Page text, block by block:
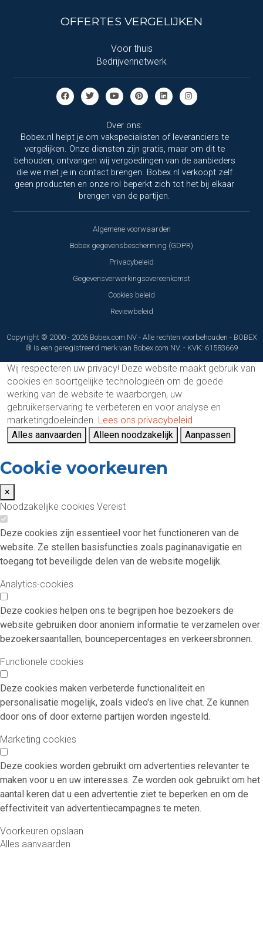
OFFERTES VERGELIJKEN
Voor thuis
Bedrijvennetwerk
Over ons:
Bobex.nl helpt je om vakspecialisten of leveranciers te
vergelijken. Onze diensten zijn gratis, maar om dit te
behouden, ontvangen wij vergoedingen van de aanbieders
die we met je in contact brengen. Bobex.nl verkoopt zelf
geen producten en onze rol beperkt zich tot het bij elkaar
brengen van de partijen.
Algemene voorwaarden
Bobex gegevensbescherming (GDPR)
Privacybeleid
Gegevensverwerkingsovereenkomst
Cookies beleid
Reviewbeleid
Copyright © 2000 - 2026 Bobex.com NV - Alle rechten voorbehouden - BOBEX
® is een geregistreerd merk van Bobex.com NV. - KVK: 61583669
Wij respecteren uw privacy! Deze website maakt gebruik van
cookies en soortgelijke technologieën om de goede
werking van de website te waarborgen, uw
gebruikerservaring te verbeteren en voor analyse en
marketingdoeleinden. Lees ons privacybeleid
Alles aanvaarden
Alleen noodzakelijk Aanpassen
Cookie voorkeuren
×
Noodzakelijke cookies Vereist
Deze cookies zijn essentieel voor het functioneren van de
website. Ze stellen basisfuncties zoals paginanavigatie en
toegang tot beveiligde delen van de website mogelijk.
Analytics-cookies
Deze cookies helpen ons te begrijpen hoe bezoekers de
website gebruiken door anoniem informatie te verzamelen over
bezoekersaantallen, bouncepercentages en verkeersbronnen.
Functionele cookies
Deze cookies maken verbeterde functionaliteit en
personalisatie mogelijk, zoals video's en live chat. Ze kunnen
door ons of door externe partijen worden ingesteld.
Marketing cookies
Deze cookies worden gebruikt om advertenties relevanter te
maken voor u en uw interesses. Ze worden ook gebruikt om het
aantal keren dat u een advertentie ziet te beperken en om de
effectiviteit van advertentiecampagnes te meten.
Voorkeuren opslaan
Alles aanvaarden